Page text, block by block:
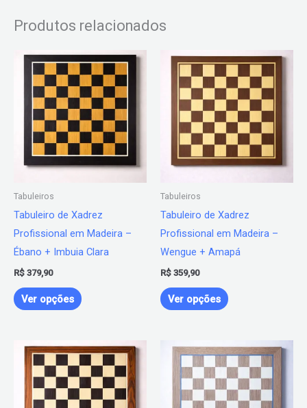
Produtos relacionados
Tabuleiros
Tabuleiro de Xadrez
Profissional em Madeira –
Ébano + Imbuia Clara
R$ 379,90
Ver opções
Este
produto
tem
várias
variantes.
opções
produto
Tabuleiros
Tabuleiro de Xadrez
Profissional em Madeira –
Wengue + Amapá
R$ 359,90
Ver opções
Este
produto
várias
variantes.
opções
produto
Este
produto
tem
várias
Este
produto
várias